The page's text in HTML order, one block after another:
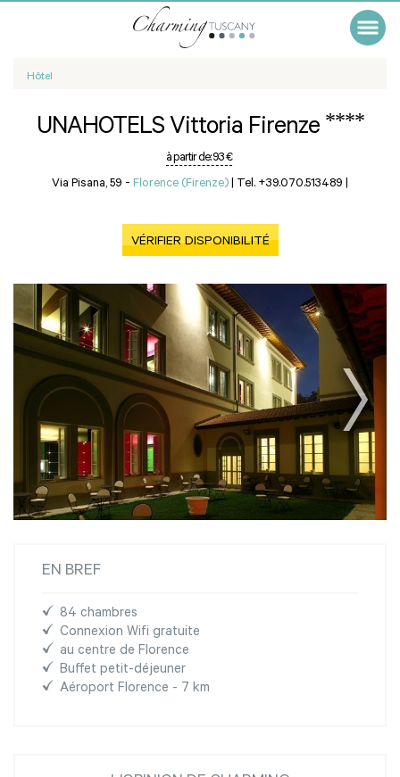
Hôtel
UNAHOTELS Vittoria Firenze ****
à partir de:93 €
Via Pisana, 59 - Florence (Firenze) | Tel. +39.070.513489 |
VÉRIFIER DISPONIBILITÉ
EN BREF
84 chambres
Connexion Wifi gratuite
au centre de Florence
Buffet petit-déjeuner
Aéroport Florence - 7 km